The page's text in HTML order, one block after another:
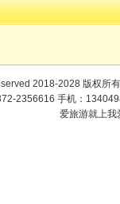
2018-2028 版权所
2356616 手机：
爱旅游就上我